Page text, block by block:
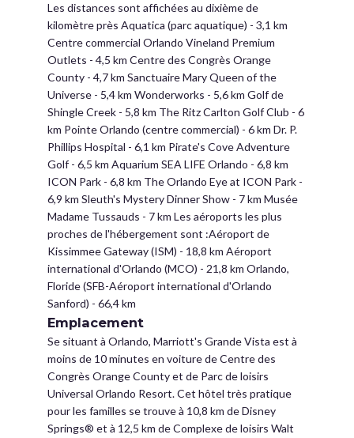
Les distances sont affichées au dixième de
kilomètre près Aquatica (parc aquatique) - 3,1 km
Centre commercial Orlando Vineland Premium
Outlets - 4,5 km Centre des Congrès Orange
County - 4,7 km Sanctuaire Mary Queen of the
Universe - 5,4 km Wonderworks - 5,6 km Golf de
Shingle Creek - 5,8 km The Ritz Carlton Golf Club - 6
km Pointe Orlando (centre commercial) - 6 km Dr. P.
Phillips Hospital - 6,1 km Pirate's Cove Adventure
Golf - 6,5 km Aquarium SEA LIFE Orlando - 6,8 km
ICON Park - 6,8 km The Orlando Eye at ICON Park -
6,9 km Sleuth's Mystery Dinner Show - 7 km Musée
Madame Tussauds - 7 km Les aéroports les plus
proches de l'hébergement sont :Aéroport de
Kissimmee Gateway (ISM) - 18,8 km Aéroport
international d'Orlando (MCO) - 21,8 km Orlando,
Floride (SFB-Aéroport international d'Orlando
Sanford) - 66,4 km
Emplacement
Se situant à Orlando, Marriott's Grande Vista est à
moins de 10 minutes en voiture de Centre des
Congrès Orange County et de Parc de loisirs
Universal Orlando Resort. Cet hôtel très pratique
pour les familles se trouve à 10,8 km de Disney
Springs® et à 12,5 km de Complexe de loisirs Walt